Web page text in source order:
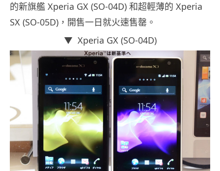
的新旗艦 Xperia GX (SO-04D) 和超輕薄的 Xperia
SX (SO-05D)，開售一日就火速售罄。
▼ Xperia GX (SO-04D)